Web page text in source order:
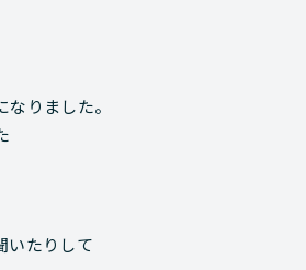
りました。
いたりして